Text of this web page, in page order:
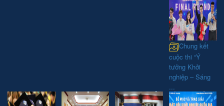
Chung kết
cuộc thi “Ý
tưởng Khởi
nghiệp – Sáng
...